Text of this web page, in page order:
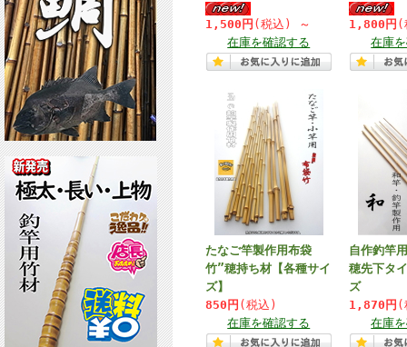
1,500円 (税込)
～
在庫を確認する
1,800円 (
在庫
たなご竿製作用布袋
竹”穂持ち材【各種サイ
ズ】
850円 (税込)
在庫を確認する
自作釣竿
穂先下タ
ズ
1,870円 (
在庫